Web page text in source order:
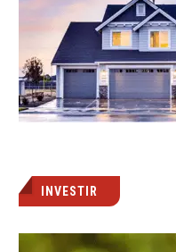
INVESTIR